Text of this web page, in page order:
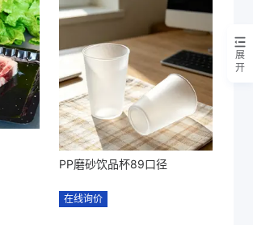
PP磨砂饮品杯89口径
在线询价
展
开